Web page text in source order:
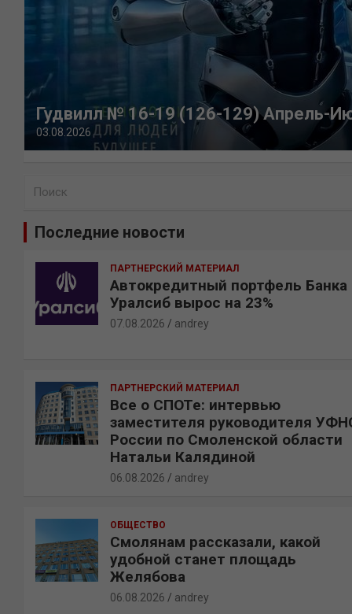
Гудвилл № 16-19 (126-129) Апрель-
03.08.2026
Последние новости
ПАРТНЕРСКИЙ МАТЕРИАЛ
Автокредитный портфель Банка
Уралсиб вырос на 23%
07.08.2026 andrey
ПАРТНЕРСКИЙ МАТЕРИАЛ
Все о СПОТе: интервью
заместителя руководителя
России по Смоленской области
Натальи Калядиной
06.08.2026 andrey
ОБЩЕСТВО
Смолянам рассказали, какой
удобной станет площадь
Желябова
06.08.2026 andrey